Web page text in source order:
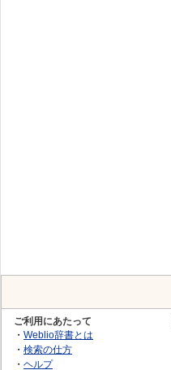
ご利用にあたって
・ Weblio辞書とは
・ 検索の仕方
・ ヘルプ